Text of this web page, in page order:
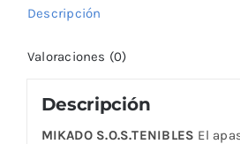
Descripción
Valoraciones (0)
Descripción
MIKADO S.O.S.TENIBLES El